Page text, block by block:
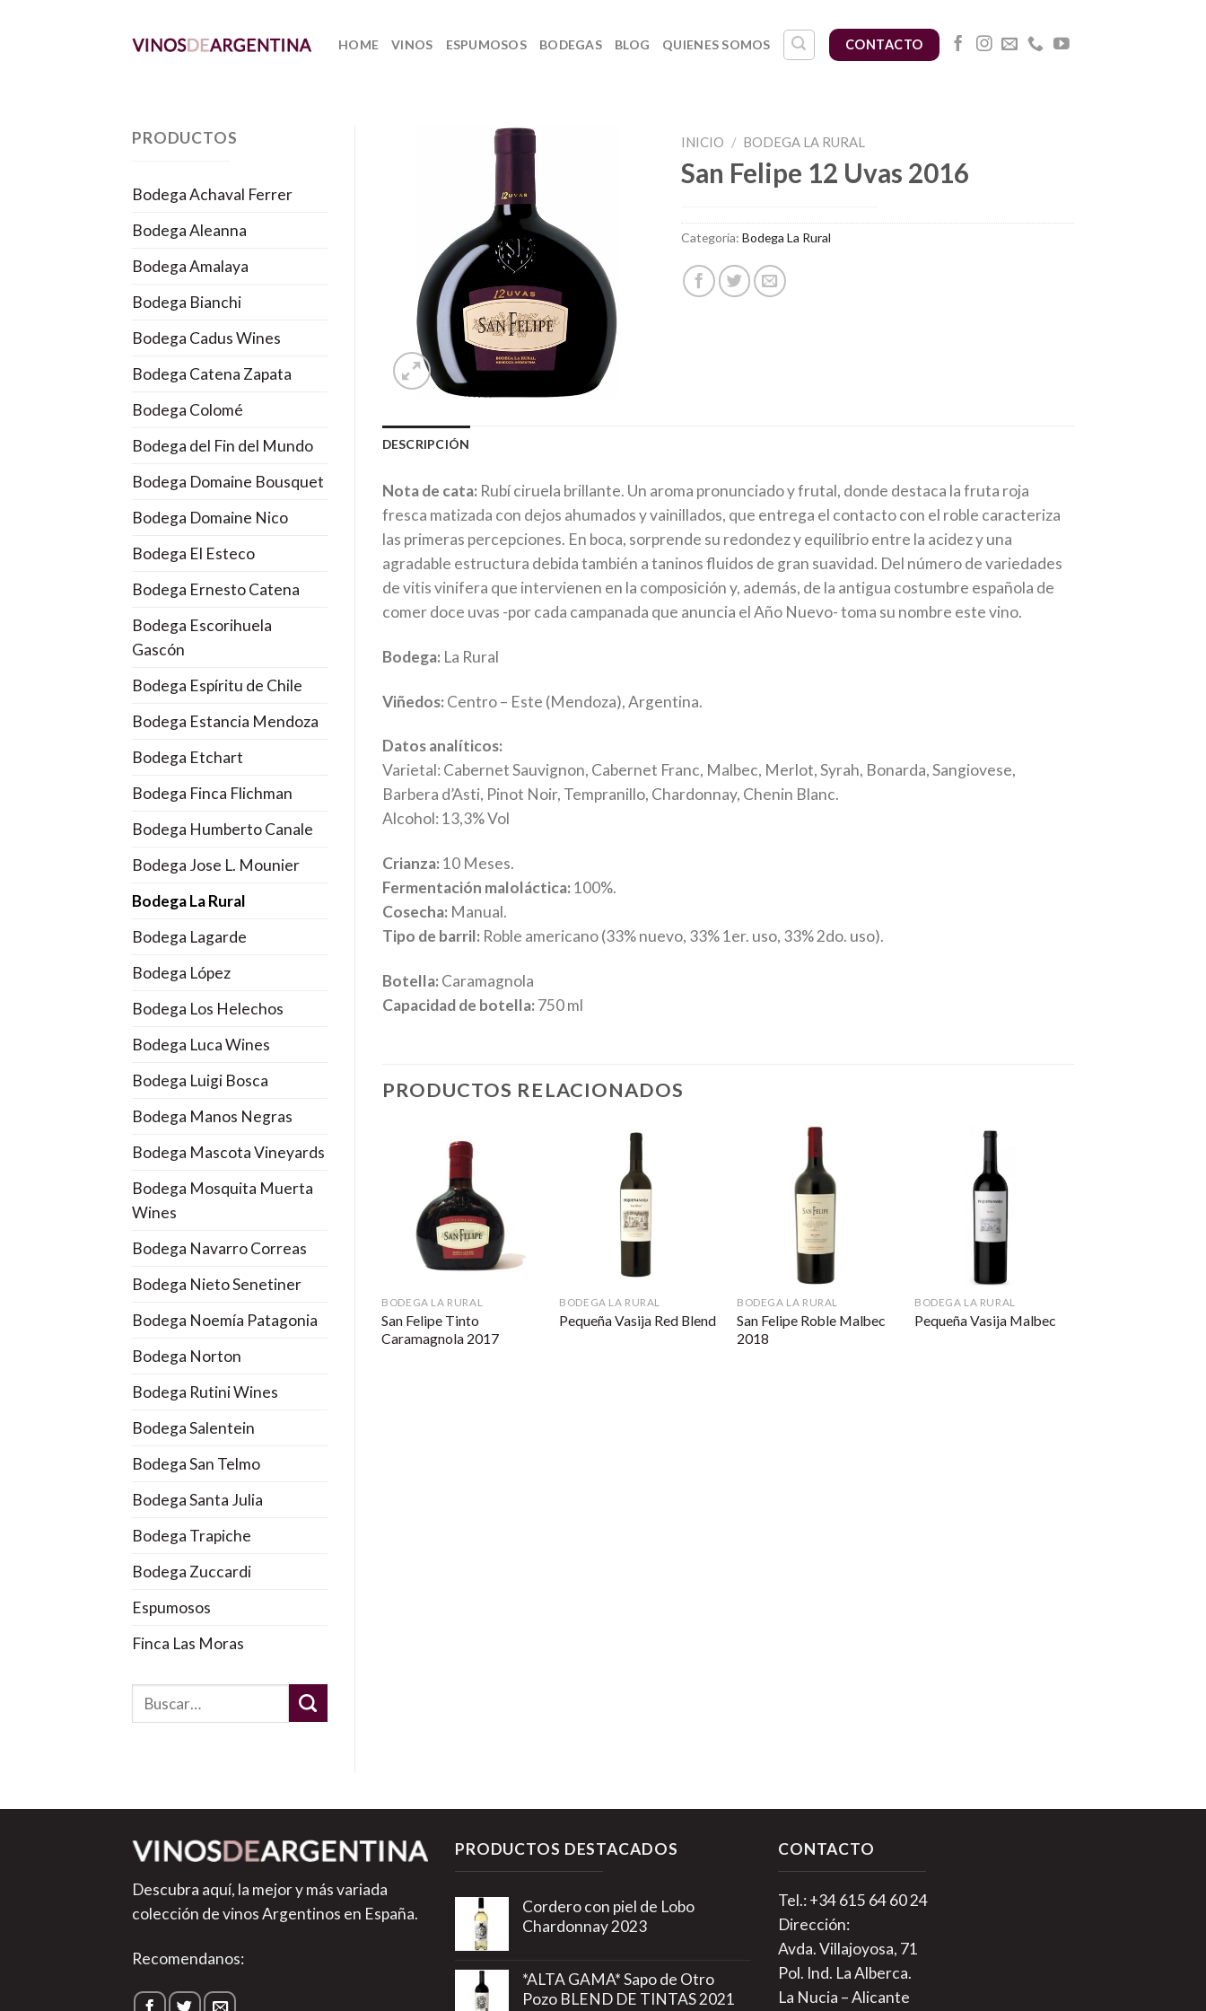
HOME VINOS ESPUMOSOS BODEGAS BLOG QUIENES SOMOS CONTACTO
PRODUCTOS
Bodega Achaval Ferrer
Bodega Aleanna
Bodega Amalaya
Bodega Bianchi
Bodega Cadus Wines
Bodega Catena Zapata
Bodega Colomé
Bodega del Fin del Mundo
Bodega Domaine Bousquet
Bodega Domaine Nico
Bodega El Esteco
Bodega Ernesto Catena
Bodega Escorihuela
Gascón
Bodega Espíritu de Chile
Bodega Estancia Mendoza
Bodega Etchart
Bodega Finca Flichman
Bodega Humberto Canale
Bodega Jose L. Mounier
Bodega La Rural
Bodega Lagarde
Bodega López
Bodega Los Helechos
Bodega Luca Wines
Bodega Luigi Bosca
Bodega Manos Negras
Bodega Mascota Vineyards
Bodega Mosquita Muerta
Wines
Bodega Navarro Correas
Bodega Nieto Senetiner
Bodega Noemía Patagonia
Bodega Norton
Bodega Rutini Wines
Bodega Salentein
Bodega San Telmo
Bodega Santa Julia
Bodega Trapiche
Bodega Zuccardi
Espumosos
Finca Las Moras
INICIO / BODEGA LA RURAL
San Felipe 12 Uvas 2016
Categoría:Bodega La Rural
DESCRIPCIÓN
Nota de cata:Rubí ciruela brillante. Un aroma pronunciado y frutal, donde destaca la fruta roja
fresca matizada con dejos ahumados y vainillados, que entrega el contacto con el roble caracteriza
las primeras percepciones. En boca, sorprende su redondez y equilibrio entre la acidez y una
agradable estructura debida también a taninos fluidos de gran suavidad. Del número de variedades
de vitis vinifera que intervienen en la composición y, además, de la antigua costumbre española de
comer doce uvas -por cada campanada que anuncia el Año Nuevo- toma su nombre este vino.
Bodega:La Rural
Viñedos:Centro – Este (Mendoza), Argentina.
Datos analíticos:
Varietal: Cabernet Sauvignon, Cabernet Franc, Malbec, Merlot, Syrah, Bonarda, Sangiovese,
Barbera d’Asti, Pinot Noir, Tempranillo, Chardonnay, Chenin Blanc.
Alcohol: 13,3% Vol
Crianza:10 Meses.
Fermentación maloláctica:100%.
Cosecha:Manual.
Tipo de barril:Roble americano (33% nuevo, 33% 1er. uso, 33% 2do. uso).
Botella:Caramagnola
Capacidad de botella:750 ml
PRODUCTOS RELACIONADOS
BODEGA LA RURAL
San Felipe Tinto
Caramagnola 2017
BODEGA LA RURAL
Pequeña Vasija Red Blend
BODEGA LA RURAL
San Felipe Roble Malbec
2018
BODEGA LA RURAL
Pequeña Vasija Malbec
San Felipe Malbec 2017
Descubra aquí, la mejor y más variada
colección de vinos Argentinos en España.
Recomendanos:
PRODUCTOS DESTACADOS
Cordero con piel de Lobo
Chardonnay 2023
*ALTA GAMA* Sapo de Otro
Pozo BLEND DE TINTAS 2021
CONTACTO
Tel.: +34 615 64 60 24
Dirección:
Avda. Villajoyosa, 71
Pol. Ind. La Alberca.
La Nucia – Alicante